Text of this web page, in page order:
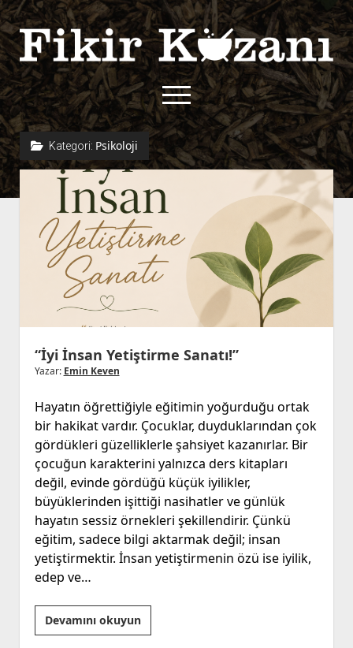
Fikir
Kazanı
menüyü
aç
twitterfacebook
rss
menüyü
aç
Kullanım Koşulları
Gizlilik Politikası
Çerez Politikası
İletişim
Kurallar
Başvuru
Kategori: Psikoloji
“İyi İnsan Yetiştirme Sanatı!”
Yazar: Emin Keven
Hayatın öğrettiğiyle eğitimin yoğurduğu ortak
bir hakikat vardır. Çocuklar, duyduklarından çok
gördükleri güzelliklerle şahsiyet kazanırlar. Bir
çocuğun karakterini yalnızca ders kitapları
değil, evinde gördüğü küçük iyilikler,
büyüklerinden işittiği nasihatler ve günlük
hayatın sessiz örnekleri şekillendirir. Çünkü
eğitim, sadece bilgi aktarmak değil; insan
yetiştirmektir. İnsan yetiştirmenin özü ise iyilik,
edep ve…
Devamını okuyun“İyi
İnsan